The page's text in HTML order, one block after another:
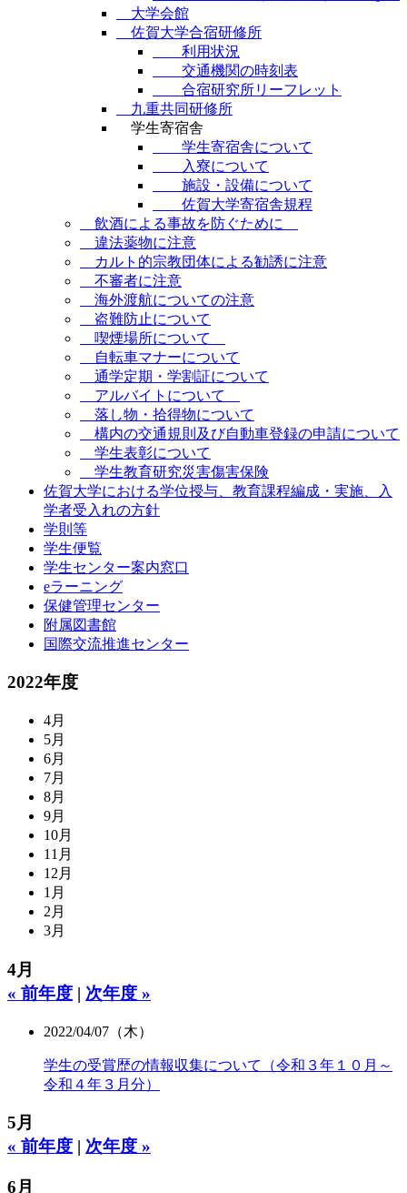
大学会館
佐賀大学合宿研修所
利用状況
交通機関の時刻表
合宿研究所リーフレット
九重共同研修所
学生寄宿舎
学生寄宿舎について
入寮について
施設・設備について
佐賀大学寄宿舎規程
飲酒による事故を防ぐために
違法薬物に注意
カルト的宗教団体による勧誘に注意
不審者に注意
海外渡航についての注意
盗難防止について
喫煙場所について
自転車マナーについて
通学定期・学割証について
アルバイトについて
落し物・拾得物について
構内の交通規則及び自動車登録の申請について
学生表彰について
学生教育研究災害傷害保険
佐賀大学における学位授与、教育課程編成・実施、入
学者受入れの方針
学則等
学生便覧
学生センター案内窓口
eラーニング
保健管理センター
附属図書館
国際交流推進センター
2022年度
4月
5月
6月
7月
8月
9月
10月
11月
12月
1月
2月
3月
4月
« 前年度 | 次年度 »
2022/04/07（木）
学生の受賞歴の情報収集について（令和３年１０月～
令和４年３月分）
5月
« 前年度 | 次年度 »
6月